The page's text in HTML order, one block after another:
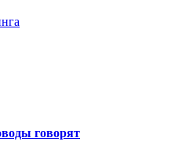
говорят